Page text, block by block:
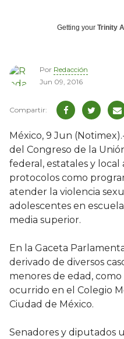
Getting your Trinity
Por Redacción
Jun 09, 2016
México, 9 Jun
del Congreso de la
federal, estatales y
protocolos como
atender la violencia
adolescentes en
media superior.
En la Gaceta
derivado de diversos
menores de edad,
ocurrido en el Colegio
Ciudad de México.
Senadores y diputados